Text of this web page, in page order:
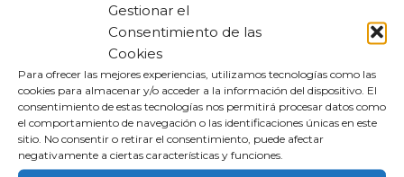
Gestionar el
Consentimiento de las
Cookies
Para ofrecer las mejores experiencias, utilizamos tecnologías como las
cookies para almacenar y/o acceder a la información del dispositivo. El
consentimiento de estas tecnologías nos permitirá procesar datos como
el comportamiento de navegación o las identificaciones únicas en este
sitio. No consentir o retirar el consentimiento, puede afectar
negativamente a ciertas características y funciones.
La Ley Concursal establece un marco legal
para la liquidación de empresas en
problemas financieros. En este contexto, los
créditos privilegiados son tratados con
mayor preferencia. Esto significa que, al
momento de liquidar activos, los acreedores
privilegiados son los primeros en ser